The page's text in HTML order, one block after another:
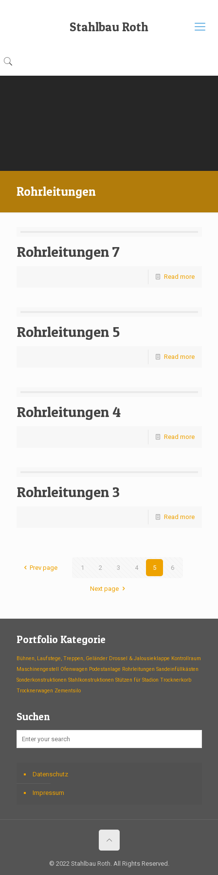
Stahlbau Roth
Rohrleitungen
Rohrleitungen 7
Read more
Rohrleitungen 5
Read more
Rohrleitungen 4
Read more
Rohrleitungen 3
Read more
Prev page 1 2 3 4 5 6
Next page
Portfolio Kategorie
Bühnen, Laufstege, Treppen, Geländer Drossel & Jalousieklappe Kontrollraum
Maschinengestell Ofenwagen Podestanlage Rohrleitungen Sandeinfüllkästen
Sonderkonstruktionen Stahlkonstruktionen Stützen für Stadion Trocknerkorb
Trocknerwagen Zementsilo
Suchen
Datenschutz
Impressum
© 2022 Stahlbau Roth. All Rights Reserved.